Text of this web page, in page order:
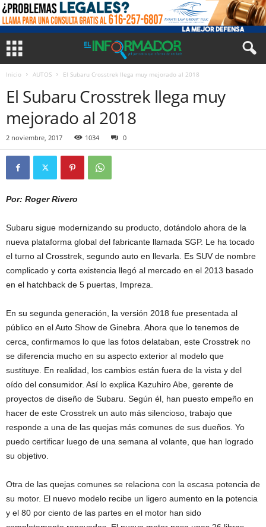
Inicio AUTOS El Subaru Crosstrek llega muy mejorado al 2018
El Subaru Crosstrek llega muy
mejorado al 2018
2 noviembre, 2017 1034 0
Por: Roger Rivero
Subaru sigue modernizando su producto, dotándolo ahora de la
nueva plataforma global del fabricante llamada SGP. Le ha tocado
el turno al Crosstrek, segundo auto en llevarla. Es SUV de nombre
complicado y corta existencia llegó al mercado en el 2013 basado
en el hatchback de 5 puertas, Impreza.
En su segunda generación, la versión 2018 fue presentada al
público en el Auto Show de Ginebra. Ahora que lo tenemos de
cerca, confirmamos lo que las fotos delataban, este Crosstrek no
se diferencia mucho en su aspecto exterior al modelo que
sustituye. En realidad, los cambios están fuera de la vista y del
oído del consumidor. Así lo explica Kazuhiro Abe, gerente de
proyectos de diseño de Subaru. Según él, han puesto empeño en
hacer de este Crosstrek un auto más silencioso, trabajo que
responde a una de las quejas más comunes de sus dueños. Yo
puedo certificar luego de una semana al volante, que han logrado
su objetivo.
Otra de las quejas comunes se relaciona con la escasa potencia de
su motor. El nuevo modelo recibe un ligero aumento en la potencia
y el 80 por ciento de las partes en el motor han sido